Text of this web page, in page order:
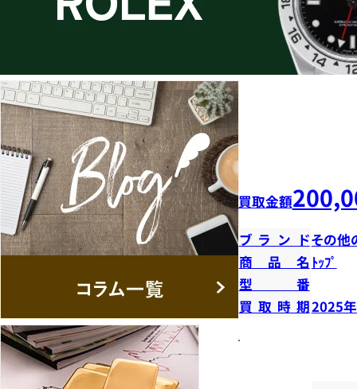
買取金額
ブランドその他
商品名 ﾄｯﾌﾟ
型番
買取時期2025